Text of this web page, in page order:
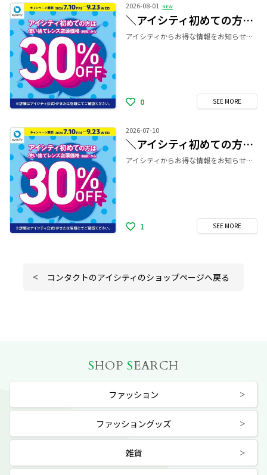
2026-08-01 NEW
＼アイシティ初めての方は／使い捨てレンズが店頭価格(税抜)から30%OFF！
アイシティからお得な情報をお知らせします！ ╋━━━━━━━━━━╋ アイシティ初めての方は 使い捨てレンズが店頭価格(税抜)から30%OFF！ キャンペーン期間：2026年7月10日(金)～9月23日(水・祝) ・・・・・・・・・・・・・・・・・・・・・・・・ ※アイシティ初回利用時、使い捨てレンズご購入の方が対象。 ※取扱店舗が限られる商品の一部は対象外となります。 ※ケア用品は10%OFFとなります。 ※家族割以外の割引、サービスとの併用はできません。 ※ほしいとき便、おトク定期便は対象外となります。 ━━━━━━━━━━━━ ＼さらに！同期間中、アイシティ初めてなら！／ 対象商品5,000円(税抜・割引後)以上ご購入＆エントリーで 次回使えるアイシティポイント【1,000円分】プレゼント！ 購入期間：2026年7月10日(金)～9月23日(水・祝) エントリー締切：2026年9月23日(水・祝)23:59 ※同時期に開催する他のアイシティポイント、楽天ポイント進呈企画ならびに景品企画との併用はできません。 ━━━━━━━━━━━━ ＼一緒に買うとおトク！！同期間中、アイシティ初めての方と一緒にご購入のご家族は／ 対象商品5,000円(税抜・割引後)以上ご購入で家族割【1,000円分】OFF！ 購入期間：2026年7月10日(金)～9月23日(水・祝) ※詳細は家族割の特設ページをご確認ください。 ╋━━━━━━━━━━╋ ●コンタクトレンズは高度管理医療機器です。眼科医の処方(指示書等)によりお求めください。 ●眼科受診の際にはマイナ保険証等をお持ちください。
0 SEE MORE
2026-07-10
＼アイシティ初めての方は／使い捨てレンズが店頭価格(税抜)から30%OFF！
アイシティからお得な情報をお知らせします！ ╋━━━━━━━━━━╋ アイシティ初めての方は 使い捨てレンズが店頭価格(税抜)から30%OFF！ キャンペーン期間：2026年7月10日(金)～9月23日(水・祝) ▼詳細はこちら▼ ⇒ https://www.eyecity.jp/campaign/2026july/?from=mall ・・・・・・・・・・・・・・・・・・・・・・・・ ※アイシティ初回利用時、使い捨てレンズご購入の方が対象。 ※取扱店舗が限られる商品の一部は対象外となります。 ※ケア用品は10%OFFとなります。 ※家族割以外の割引、サービスとの併用はできません。​ ※ほしいとき便、おトク定期便は対象外となります。 ━━━━━━━━━━━━ ＼さらに！同期間中、アイシティ初めてなら！／ 対象商品5,000円(税抜・割引後)以上ご購入＆エントリーで 次回使えるアイシティポイント【1,000円分】プレゼント！ 購入期間：2026年7月10日(金)～9月23日(水・祝) エントリー締切：2026年9月23日(水・祝)23:59 ▼詳細はこちら▼ ⇒ https://www.eyecity.jp/campaign/2026july/?from=mall ※同時期に開催する他のアイシティポイント、楽天ポイント進呈企画ならびに景品企画との併用はできません。 ━━━━━━━━━━━━ ＼一緒に買うとおトク！！同期間中、アイシティ初めての方と一緒にご購入のご家族は／ 対象商品5,000円(税抜・割引後)以上ご購入で家族割【1,000円分】OFF！ 購入期間：2026年7月10日(金)～9月23日(水・祝) ▼詳細はこちら▼ ⇒ https://www.eyecity.jp/campaign/2026july/family/?from=mall ※詳細は家族割の特設ページをご確認ください。 ╋━━━━━━━━━━╋ ●コンタクトレンズは高度管理医療機器です。眼科医の処方(指示書等)によりお求めください。 ●眼科受診の際にはマイナ保険証等をお持ちください。
1 SEE MORE
コンタクトのアイシティのショップページへ戻る
SHOP SEARCH
ファッション
ファッショングッズ
雑貨